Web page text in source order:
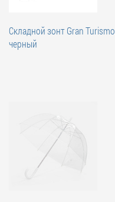
Складной зонт Gran Turismo,
черный